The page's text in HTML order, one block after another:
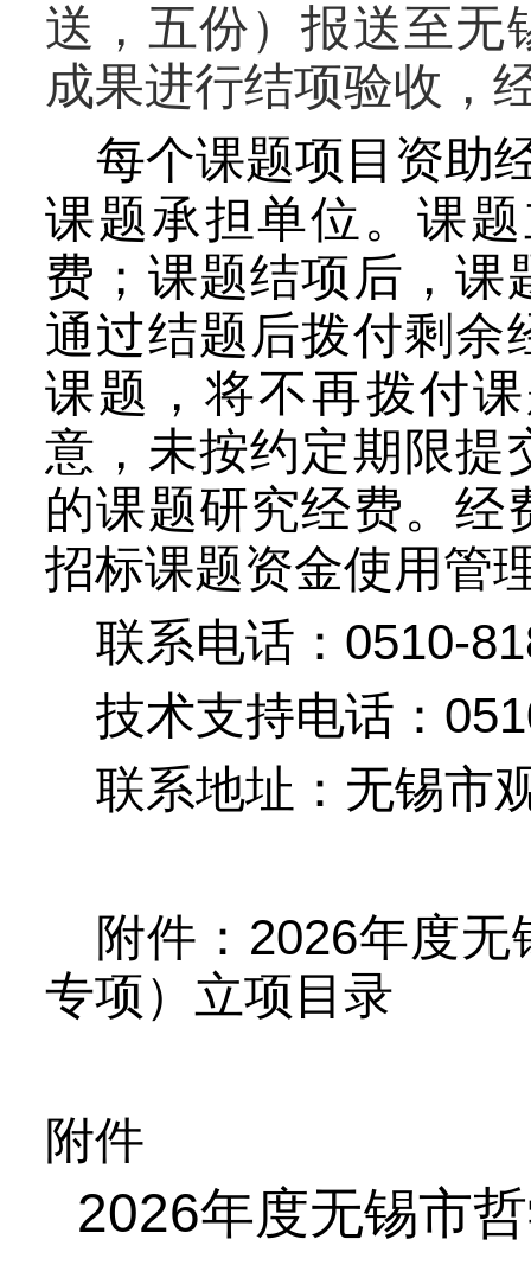
送 ， 五份）报送至无
成果进行结项验收，
每个课题项目资助
课题承担单位。课
费；课题结项后，课
通过结题后拨付剩余
课题，将不再拨付
意，未按约定期限提
的课题研究经费。经
招标课题资金使用管
联系电话： 0510-
技术支持电话：
联系地址：无锡市
附件： 2026年度无
专项） 立项目录
附件
2026年度无锡市